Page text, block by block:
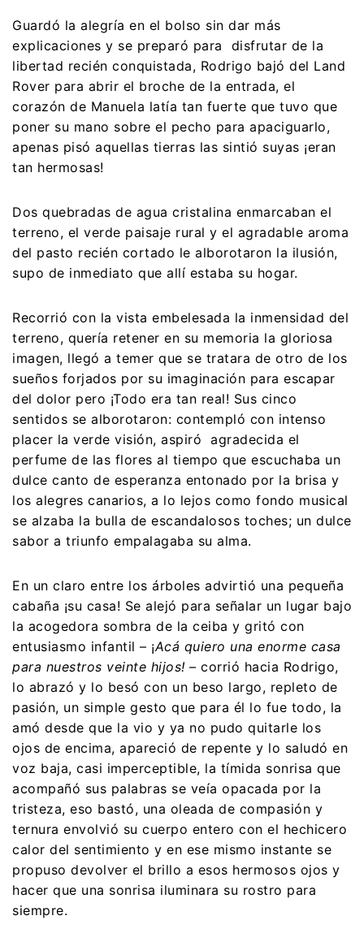
Guardó la alegría en el bolso sin dar más
explicaciones y se preparó para disfrutar de la
libertad recién conquistada, Rodrigo bajó del Land
Rover para abrir el broche de la entrada, el
corazón de Manuela latía tan fuerte que tuvo que
poner su mano sobre el pecho para apaciguarlo,
apenas pisó aquellas tierras las sintió suyas ¡eran
tan hermosas!
Dos quebradas de agua cristalina enmarcaban el
terreno, el verde paisaje rural y el agradable aroma
del pasto recién cortado le alborotaron la ilusión,
supo de inmediato que allí estaba su hogar.
Recorrió con la vista embelesada la inmensidad del
terreno, quería retener en su memoria la gloriosa
imagen, llegó a temer que se tratara de otro de los
sueños forjados por su imaginación para escapar
del dolor pero ¡Todo era tan real! Sus cinco
sentidos se alborotaron: contempló con intenso
placer la verde visión, aspiró agradecida el
perfume de las flores al tiempo que escuchaba un
dulce canto de esperanza entonado por la brisa y
los alegres canarios, a lo lejos como fondo musical
se alzaba la bulla de escandalosos toches; un dulce
sabor a triunfo empalagaba su alma.
En un claro entre los árboles advirtió una pequeña
cabaña ¡su casa! Se alejó para señalar un lugar bajo
la acogedora sombra de la ceiba y gritó con
entusiasmo infantil – ¡Acá quiero una enorme casa
para nuestros veinte hijos! – corrió hacia Rodrigo,
lo abrazó y lo besó con un beso largo, repleto de
pasión, un simple gesto que para él lo fue todo, la
amó desde que la vio y ya no pudo quitarle los
ojos de encima, apareció de repente y lo saludó en
voz baja, casi imperceptible, la tímida sonrisa que
acompañó sus palabras se veía opacada por la
tristeza, eso bastó, una oleada de compasión y
ternura envolvió su cuerpo entero con el hechicero
calor del sentimiento y en ese mismo instante se
propuso devolver el brillo a esos hermosos ojos y
hacer que una sonrisa iluminara su rostro para
siempre.